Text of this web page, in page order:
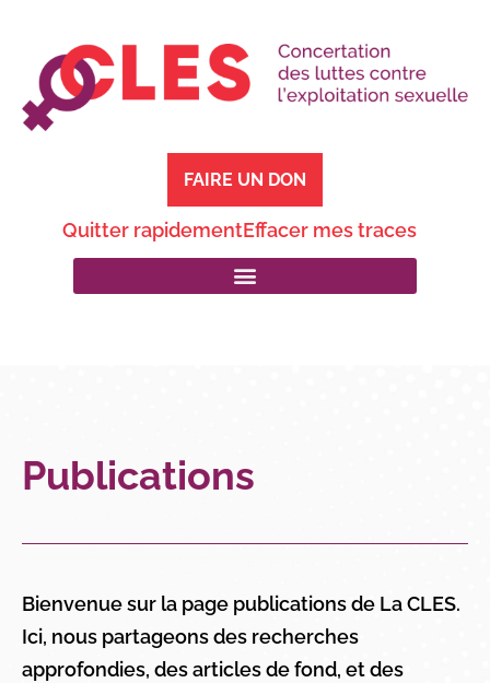
FAIRE UN DON
Quitter rapidementEffacer mes traces
Publications
Bienvenue sur la page publications de La CLES.
Ici, nous partageons des recherches
approfondies, des articles de fond, et des